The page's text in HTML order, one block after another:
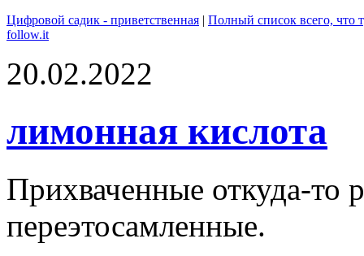
Цифровой садик - приветственная | Полный список всего, что
follow.it
20.02.2022
лимонная кислота
Прихваченные откуда-то
переэтосамленные.